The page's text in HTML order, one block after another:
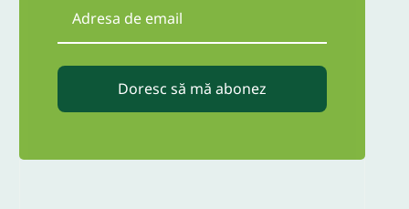
Doresc să mă abonez